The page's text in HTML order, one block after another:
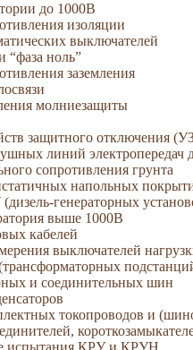
до 1000В
изоляции
выключателей
“фаза ноль”
заземления
молниезащиты
защитного отключения
линий электропередач
сопротивления грунта
напольных
генераторных
выше 1000В
кабелей
выключателей
и соединительных шин
токопроводов и
испытания КРУ и КРУН